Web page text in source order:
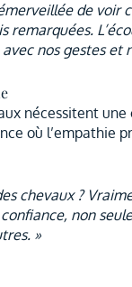
de
remarquées.
nos gestes et
nécessitent
où l’empathie
chevaux ?
non
»